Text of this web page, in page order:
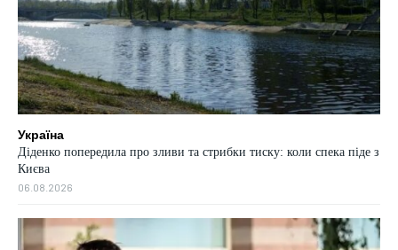
Україна
Діденко попередила про зливи та стрибки тиску: коли спека піде з
Києва
06.08.2026